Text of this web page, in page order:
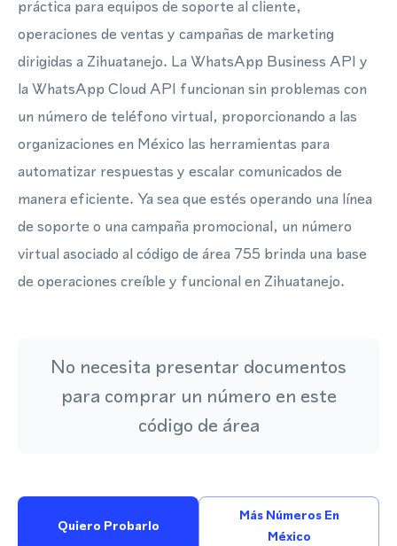
práctica para equipos de soporte al cliente,
operaciones de ventas y campañas de marketing
dirigidas a Zihuatanejo. La WhatsApp Business API y
la WhatsApp Cloud API funcionan sin problemas con
un número de teléfono virtual, proporcionando a las
organizaciones en México las herramientas para
automatizar respuestas y escalar comunicados de
manera eficiente. Ya sea que estés operando una línea
de soporte o una campaña promocional, un número
virtual asociado al código de área 755 brinda una base
de operaciones creíble y funcional en Zihuatanejo.
No necesita presentar documentos
para comprar un número en este
código de área
Quiero Probarlo
Más Números En
México